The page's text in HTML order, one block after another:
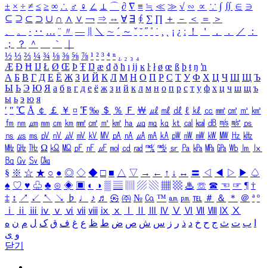
± × ÷ ≠ ≤ ≥ ∞ ∴ ♂ ♀ ∠ ⊥ ⌒ ∂ ∇ ≡ ≒ ≪ ≫ √ ∽ ∝ ∵ ∫ ∬ ∈ ∋
⊆ ⊇ ⊂ ⊃ ∪ ∩ ∧ ∨ ￢ ⇒ ⇔ ∀ ∃ ∮ ∑ ∏ ＋ － ＜ ＝
＞
、
。 · ‥ … ¨ 〃 ― ＼ ∼ ´ ～ ˇ ˘ ˝ ˚ ˙ ¸ ¡ ¿ ː ！ ＇ ， ． ／
：
；
？ ＾ ｀
½ ⅓ ⅔ ¼ ¾ ⅛ ⅜ ⅝ ⅞ ¹ ² ³ ⁴ ⁿ ₁ ₂ ₃ ₄
Æ Ð Ħ Ĳ Ł Ø Œ Þ Ŧ Ŋ æ đ ð ħ ı ĳ ĸ ŀ ł ø œ ß þ ŧ ŋ ŉ
А Б В Г Д Е Ё Ж З И Й К Л М Н О П Р С Т У Ф Х Ц Ч Ш Щ Ъ
Ы Ь Э Ю Я а б в г д е ё ж з и й к л м н о п р с т у ф х ц ч ш щ ъ
ы ь э ю я
′ ″ ℃ Å ￠ ￡ ￥ ¤ ℉ ‰ ＄ ％ Ｆ ￦ ㎕ ㎖ ㎗ ℓ ㎘ ㏄ ㎣ ㎤ ㎥ ㎦
㎙ ㎚ ㎛ ㎜ ㎝ ㎞ ㎟ ㎠ ㎡ ㎢ ㏊ ㎍ ㎎ ㎏ ㏏ ㎈ ㎉ ㏈ ㎧ ㎨ ㎰
㎱ ㎲ ㎳ ㎴ ㎵ ㎶ ㎷ ㎸ ㎹ ㎀ ㎁ ㎂ ㎃ ㎄ ㎺ ㎻ ㎽ ㎾ ㎿ ㎐ ㎑
㎒ ㎓ ㎔ Ω ㏀ ㏁ ㎊ ㎋ ㎌ ㏖ ㏅ ㎭ ㎮ ㎯ ㏛ ㎩ ㎪ ㎫ ㎬ ㏝ ㏐
㏓
㏃ ㏉ ㏜ ㏆
§ ※ ☆ ★ ○ ● ◎ ◇ ◆ □ ■ △ ▽ → ← ↑ ↓ ↔ 〓 ◁ ◀ ▷ ▶ ♤
♠ ♡ ♥ ♧ ♣ ⊙ ◈ ▣ ◐ ◑ ▒ ▤ ▨ ▧ ▦ ▩ ♨ ☏ ☎ ☜ ☞ ¶ †
‡ ↕ ↗ ↙ ↖ ↘ ♭ ♩ ♪ ♬ ㉿ ㈜ № ㏇ ™ ㏂ ㏘ ℡ ＃ ＆ ＊ ＠ ª º
ⅰ
ⅱ ⅲ ⅳ ⅴ ⅵ ⅶ ⅷ ⅸ ⅹ Ⅳ Ⅴ Ⅵ Ⅶ Ⅷ Ⅸ Ⅹ
ب ت ث ج ح خ د ذ ر ز س ش ص ض ط ظ ع غ ف ق ک ل م ن ه
و ی
닫기